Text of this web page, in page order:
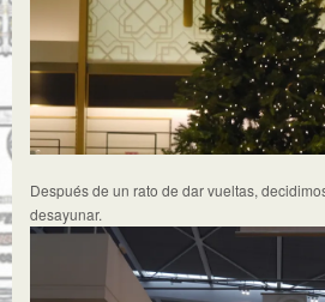
Después de un rato de dar vueltas,
desayunar.